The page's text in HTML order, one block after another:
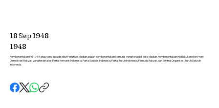
18Sep1948
1948
Pemberontakan PKI 1948 atau yang juga disebut Peristiwa Madiun adalah pemberontakan komunis yang terjadi di kota Madiun. Pemberontakan ini dilakukan oleh Front
Demokrasi Rakyat, yang terdiri atas Partai Komunis Indonesia, Partai Sosialis Indonesia, Partai Buruh Indonesia, Pemuda Rakyat, dan Sentral Organisasi Buruh Seluruh
Indonesia.